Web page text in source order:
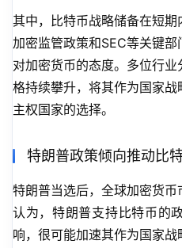
其中，比特币战略储备在短期
加密监管政策和SEC等关键
对加密货币的态度。多位行
格持续攀升，将其作为国家
主权国家的选择。
特朗普政策倾向推动比
特朗普当选后，全球加密货
认为，特朗普支持比特币的
响，很可能加速其作为国家